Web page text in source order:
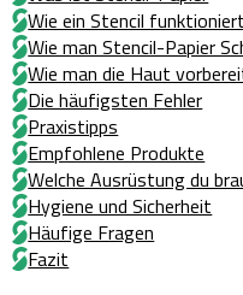
Wie ein Stencil funktioniert
Wie man Stencil-Papier
Wie man die Haut
Die häufigsten Fehler
Praxistipps
Empfohlene Produkte
Welche Ausrüstung du
Hygiene und Sicherheit
Häufige Fragen
Fazit